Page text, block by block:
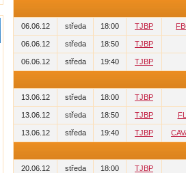
06.06.12 středa 18:00 TJBP
06.06.12 středa 18:50 TJBP
06.06.12 středa 19:40 TJBP
13.06.12 středa 18:00 TJBP
13.06.12 středa 18:50 TJBP
13.06.12 středa 19:40 TJBP
20.06.12 středa 18:00 TJBP